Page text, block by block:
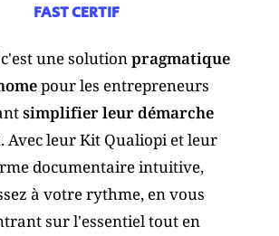
FAST CERTIF
une solution pragmatique
pour les entrepreneurs
simplifier leur démarche
. Avec leur Kit Qualiopi et leur
documentaire intuitive,
à votre rythme, en vous
sur l'essentiel tout en